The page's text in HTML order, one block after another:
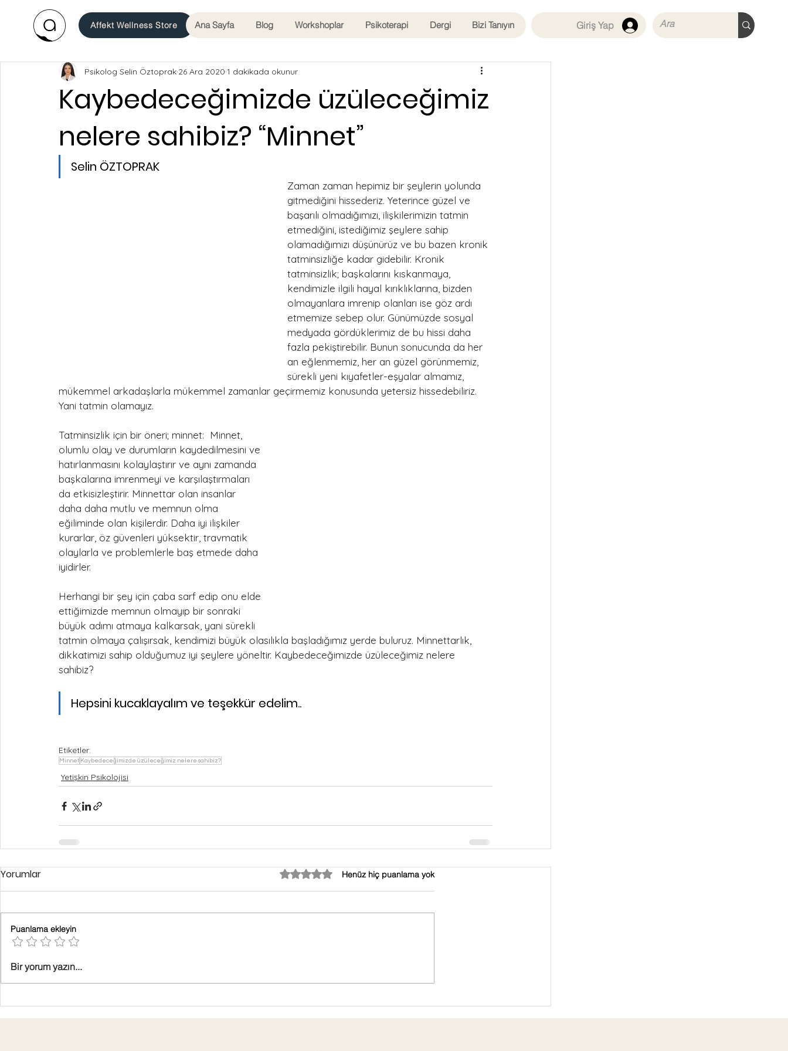
Affekt Wellness Store Ana Sayfa Blog Workshoplar Psikoterapi Dergi Bizi Tanıyın Giriş Yap
Kaybedeceğimizde üzüleceğimiz
nelere sahibiz? “Minnet”
Psikolog Selin Öztoprak 26 Ara 2020 1 dakikada okunur
Selin ÖZTOPRAK
Zaman zaman hepimiz bir şeylerin yolunda
gitmediğini hissederiz. Yeterince güzel ve
başarılı olmadığımızı, ilişkilerimizin tatmin
etmediğini, istediğimiz şeylere sahip
olamadığımızı düşünürüz ve bu bazen kronik
tatminsizliğe kadar gidebilir. Kronik
tatminsizlik; başkalarını kıskanmaya,
kendimizle ilgili hayal kırıklıklarına, bizden
olmayanlara imrenip olanları ise göz ardı
etmemize sebep olur. Günümüzde sosyal
medyada gördüklerimiz de bu hissi daha
fazla pekiştirebilir. Bunun sonucunda da her
an eğlenmemiz, her an güzel görünmemiz,
sürekli yeni kıyafetler-eşyalar almamız,
mükemmel arkadaşlarla mükemmel zamanlar geçirmemiz konusunda yetersiz hissedebiliriz.
Yani tatmin olamayız.
Tatminsizlik için bir öneri; minnet:  Minnet,
olumlu olay ve durumların kaydedilmesini ve
hatırlanmasını kolaylaştırır ve aynı zamanda
başkalarına imrenmeyi ve karşılaştırmaları
da etkisizleştirir. Minnettar olan insanlar
daha daha mutlu ve memnun olma
eğiliminde olan kişilerdir. Daha iyi ilişkiler
kurarlar, öz güvenleri yüksektir, travmatik
olaylarla ve problemlerle baş etmede daha
iyidirler.
Herhangi bir şey için çaba sarf edip onu elde
ettiğimizde memnun olmayıp bir sonraki
büyük adımı atmaya kalkarsak, yani sürekli
tatmin olmaya çalışırsak, kendimizi büyük olasılıkla başladığımız yerde buluruz. Minnettarlık,
dikkatimizi sahip olduğumuz iyi şeylere yöneltir. Kaybedeceğimizde üzüleceğimiz nelere
sahibiz?
Hepsini kucaklayalım ve teşekkür edelim..
Etiketler:
Minnet Kaybedeceğimizde üzüleceğimiz nelere sahibiz?
Yetişkin Psikolojisi
Yorumlar 5 üzerinden 0 yıldızHenüz hiç puanlama yok
Puanlama ekleyin
Bir yorum yazın...